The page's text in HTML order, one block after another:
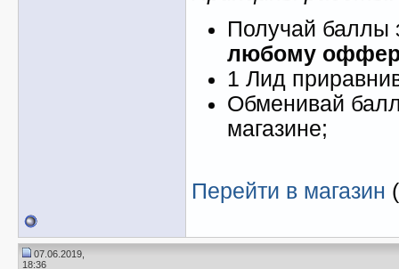
Получай баллы
любому
1 Лид
Обменивай
магазине;
Перейти в магазин
07.06.2019,
18:36